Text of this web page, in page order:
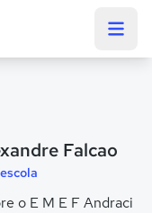
Falcao
o E M E F Andraci